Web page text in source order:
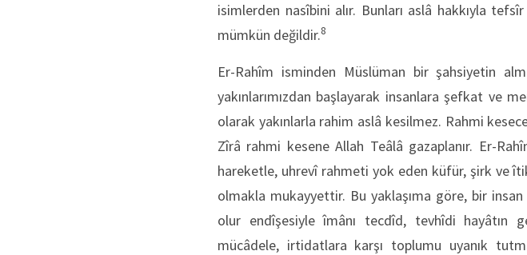
isimlerden nasîbini alır. Bunları aslâ hakkıyla
mümkün değildir.8
Er-Rahîm isminden Müslüman bir şahsiyetin
yakınlarımızdan başlayarak insanlara şefkat ve
olarak yakınlarla rahim aslâ kesilmez. Rahmi
Zîrâ rahmi kesene Allah Teâlâ gazaplanır. Er-
hareketle, uhrevî rahmeti yok eden küfür, şirk ve
olmakla mukayyettir. Bu yaklaşıma göre, bir
olur endîşesiyle îmânı tecdîd, tevhîdi hayâtın
mücâdele, irtidatlara karşı toplumu uyanık